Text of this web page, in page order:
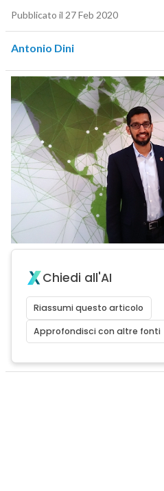
Pubblicato il 27 Feb 2020
Antonio Dini
Chiedi all'AI
Riassumi questo articolo
Approfondisci con altre fonti